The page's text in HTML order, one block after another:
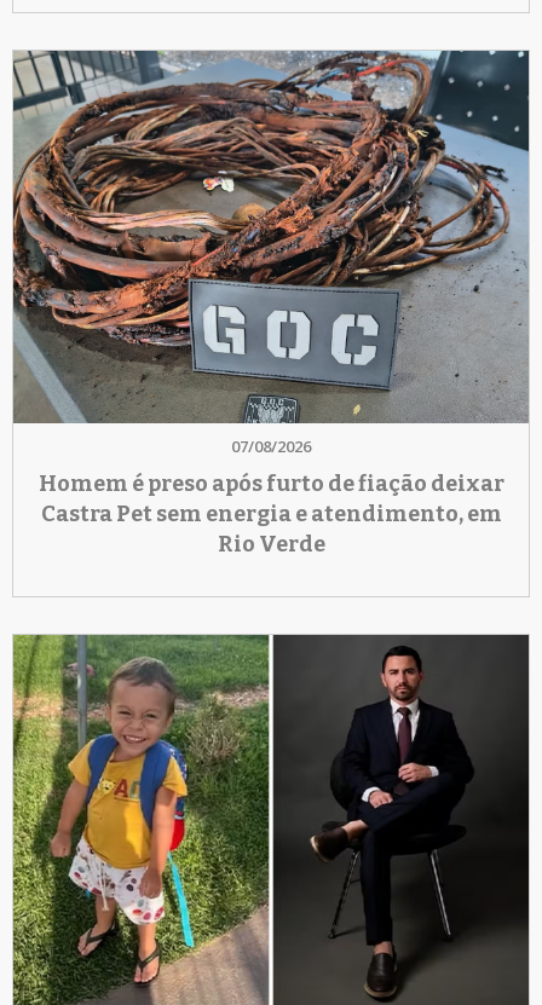
07/08/2026
Homem é preso após furto de fiação deixar
Castra Pet sem energia e atendimento, em
Rio Verde